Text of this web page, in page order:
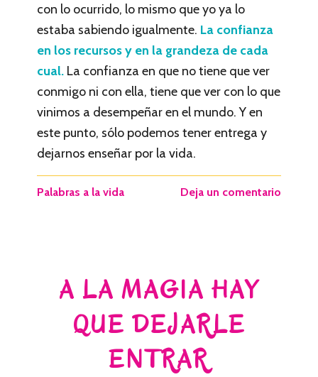
con lo ocurrido, lo mismo que yo ya lo
estaba sabiendo igualmente. La confianza
en los recursos y en la grandeza de cada
cual. La confianza en que no tiene que ver
conmigo ni con ella, tiene que ver con lo que
vinimos a desempeñar en el mundo. Y en
este punto, sólo podemos tener entrega y
dejarnos enseñar por la vida.
Palabras a la vida Deja un comentario
A LA MAGIA HAY
QUE DEJARLE
ENTRAR